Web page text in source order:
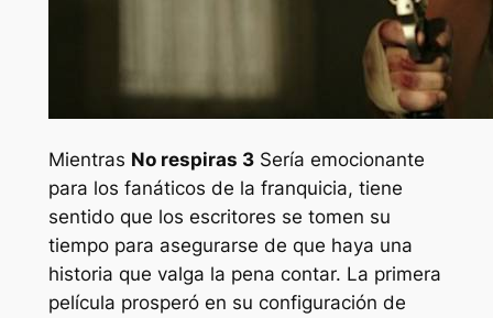
Mientras No respiras 3 Sería emocionante
para los fanáticos de la franquicia, tiene
sentido que los escritores se tomen su
tiempo para asegurarse de que haya una
historia que valga la pena contar. La primera
película prosperó en su configuración de